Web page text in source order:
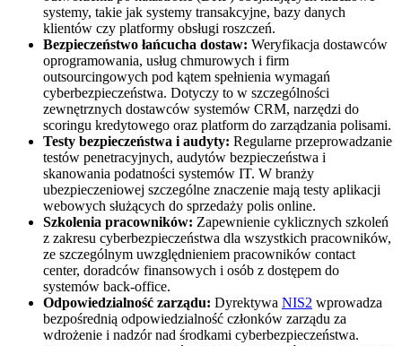
systemy, takie jak systemy transakcyjne, bazy danych
klientów czy platformy obsługi roszczeń.
Bezpieczeństwo łańcucha dostaw: Weryfikacja dostawców
oprogramowania, usług chmurowych i firm
outsourcingowych pod kątem spełnienia wymagań
cyberbezpieczeństwa. Dotyczy to w szczególności
zewnętrznych dostawców systemów CRM, narzędzi do
scoringu kredytowego oraz platform do zarządzania polisami.
Testy bezpieczeństwa i audyty: Regularne przeprowadzanie
testów penetracyjnych, audytów bezpieczeństwa i
skanowania podatności systemów IT. W branży
ubezpieczeniowej szczególne znaczenie mają testy aplikacji
webowych służących do sprzedaży polis online.
Szkolenia pracowników: Zapewnienie cyklicznych szkoleń
z zakresu cyberbezpieczeństwa dla wszystkich pracowników,
ze szczególnym uwzględnieniem pracowników contact
center, doradców finansowych i osób z dostępem do
systemów back-office.
Odpowiedzialność zarządu: Dyrektywa NIS2 wprowadza
bezpośrednią odpowiedzialność członków zarządu za
wdrożenie i nadzór nad środkami cyberbezpieczeństwa.